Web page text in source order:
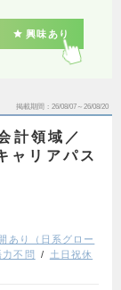
興味あり
掲載期間 26/08/07～26/08/20
計領域／
ャリアパス
あり（日系グロー
力不問
土日祝休